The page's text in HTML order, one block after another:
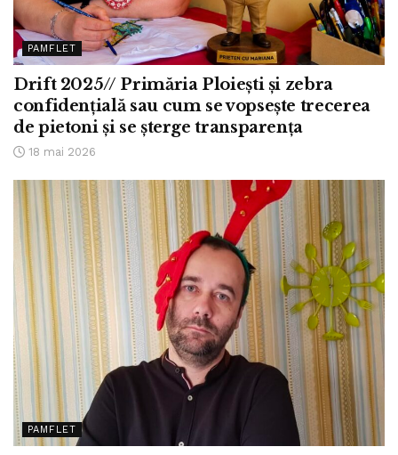
PAMFLET
Drift 2025// Primăria Ploiești și zebra
confidențială sau cum se vopsește trecerea
de pietoni și se șterge transparența
18 mai 2026
PAMFLET